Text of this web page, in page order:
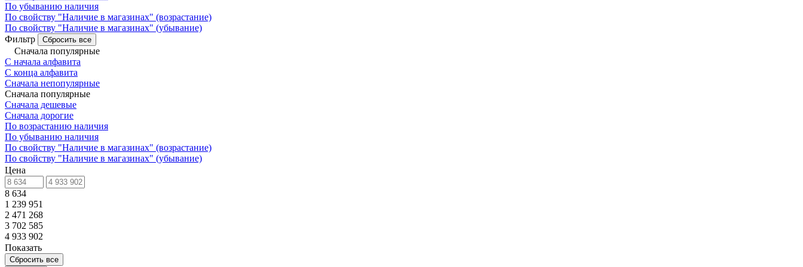
По убыванию наличия
По свойству "Наличие в магазинах" (возрастание)
По свойству "Наличие в магазинах" (убывание)
Фильтр
Сбросить все
Сначала популярные
С начала алфавита
С конца алфавита
Сначала непопулярные
Сначала популярные
Сначала дешевые
Сначала дорогие
По возрастанию наличия
По убыванию наличия
По свойству "Наличие в магазинах" (возрастание)
По свойству "Наличие в магазинах" (убывание)
Цена
8 634
1 239 951
2 471 268
3 702 585
4 933 902
Показать
Сбросить все